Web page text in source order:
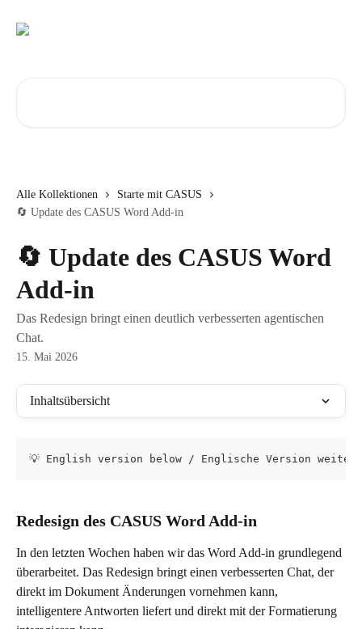
Alle Kollektionen
Starte mit CASUS
🔄 Update des CASUS Word Add-in
🔄 Update des CASUS Word
Add-in
Das Redesign bringt einen deutlich verbesserten agentischen
Chat.
15. Mai 2026
Inhaltsübersicht
💡 English version below / Englische Version weiter
Redesign des CASUS Word Add-in
In den letzten Wochen haben wir das Word Add-in grundlegend
überarbeitet. Das Redesign bringt einen verbesserten Chat, der
direkt im Dokument Änderungen vornehmen kann,
intelligentere Antworten liefert und direkt mit der Formatierung